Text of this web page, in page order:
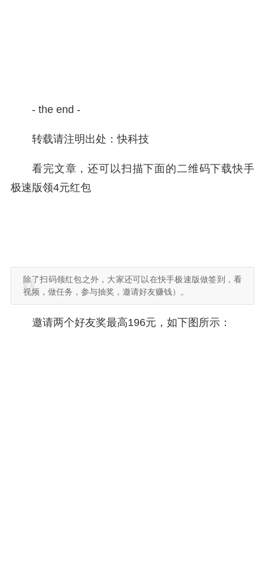
- the end -
转载请注明出处：快科技
看完文章，还可以扫描下面的二维码下载快手
极速版领4元红包
除了扫码领红包之外，大家还可以在快手极速版做签到，看
视频，做任务，参与抽奖，邀请好友赚钱）。
邀请两个好友奖最高196元，如下图所示：